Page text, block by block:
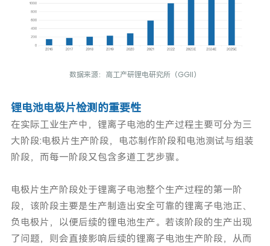
数据来源：高工产研锂电研究所（GGII）
锂电池电极片检测的重要性
在实际工业生产中，锂离子电池的生产过程主要可分为三
大阶段:电极片生产阶段，电芯制作阶段和电池测试与组装
阶段，而每一阶段又包含多道工艺步骤。
电极片生产阶段处于锂离子电池整个生产过程的第一阶
段，该阶段主要是生产制造出安全可靠的锂离子电池正、
负电极片，以便后续的锂电池生产。若该阶段的生产出现
了问题，则会直接影响后续的锂离子电池生产阶段，从而